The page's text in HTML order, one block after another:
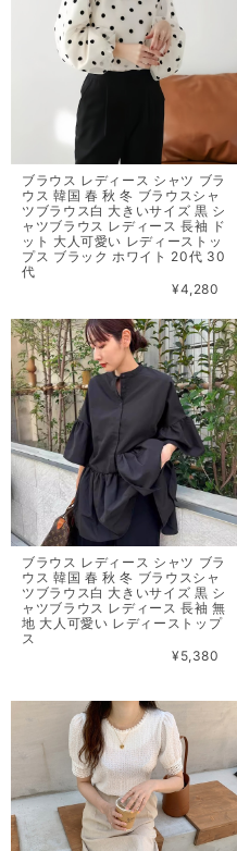
ブラウス レディース シャツ ブラ
ウス 韓国 春 秋 冬 ブラウスシャ
ツブラウス白 大きいサイズ 黒 シ
ャツブラウス レディース 長袖 ド
ット 大人可愛い レディーストッ
プス ブラック ホワイト 20代 30
代
¥4,280
ブラウス レディース シャツ ブラ
ウス 韓国 春 秋 冬 ブラウスシャ
ツブラウス白 大きいサイズ 黒 シ
ャツブラウス レディース 長袖 無
地 大人可愛い レディーストップ
ス
¥5,380